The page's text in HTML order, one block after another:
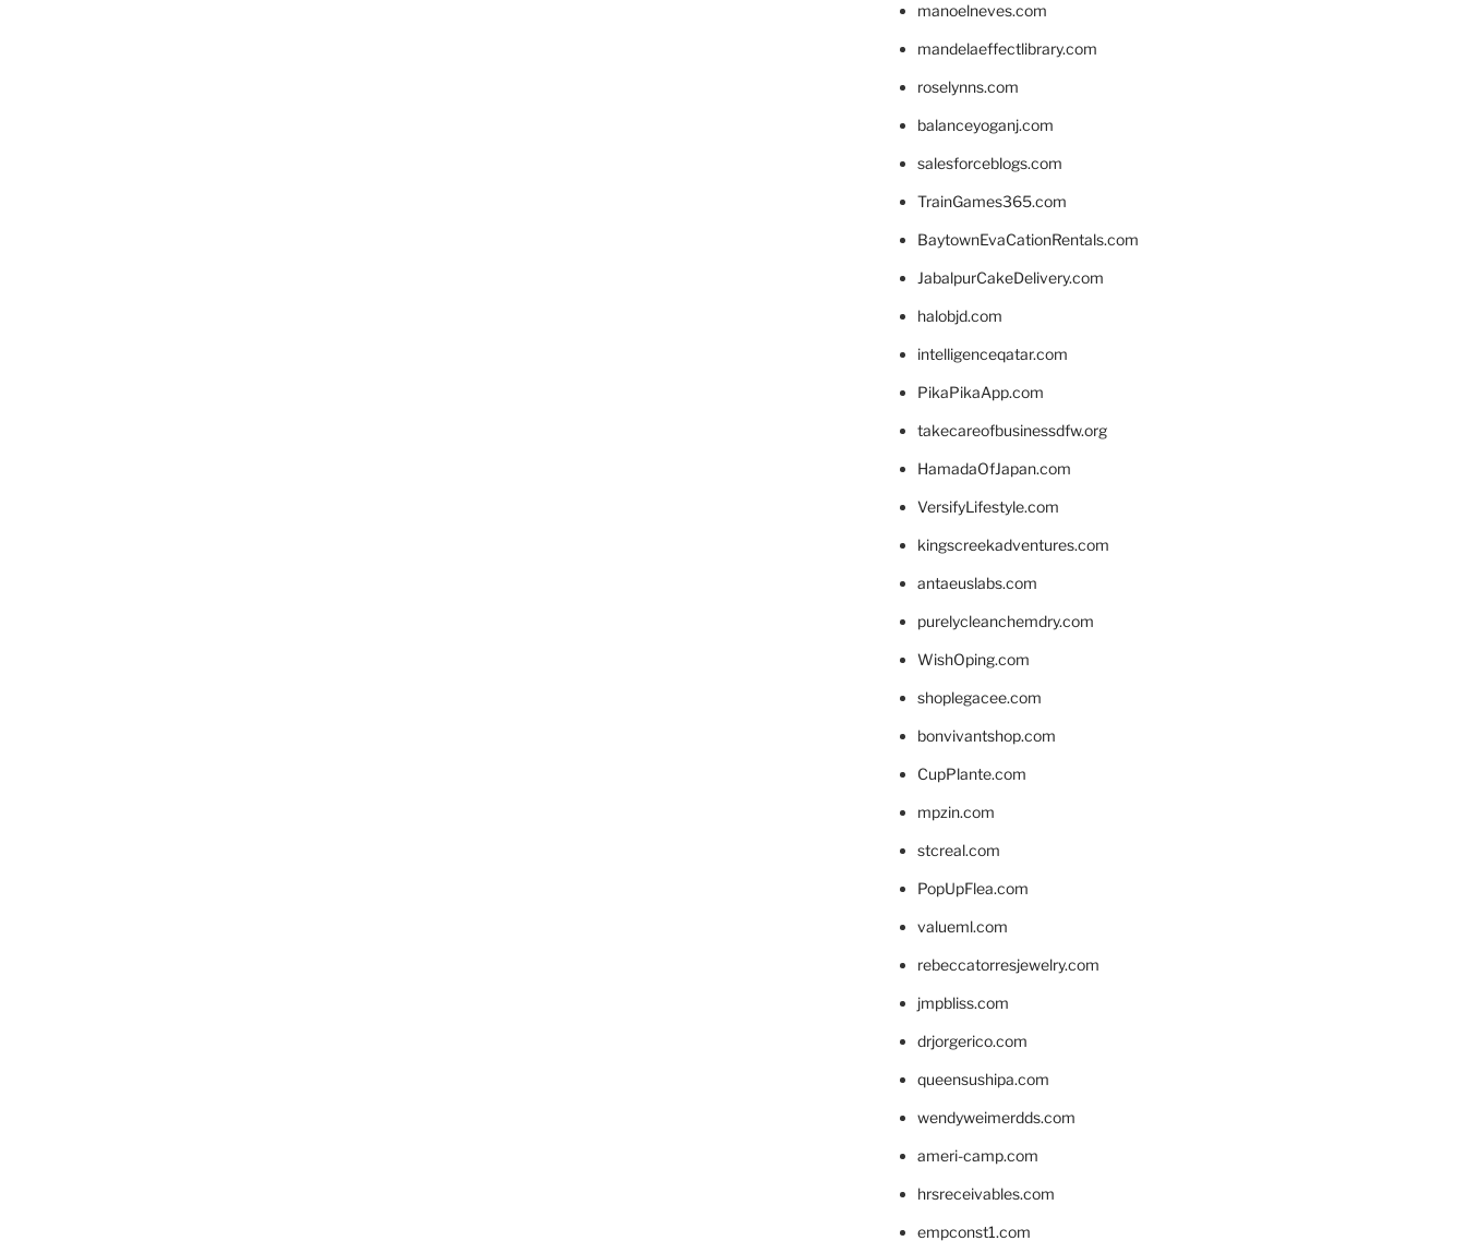
manoelneves.com
mandelaeffectlibrary.com
roselynns.com
balanceyoganj.com
salesforceblogs.com
TrainGames365.com
BaytownEvaCationRentals.com
JabalpurCakeDelivery.com
halobjd.com
intelligenceqatar.com
PikaPikaApp.com
takecareofbusinessdfw.org
HamadaOfJapan.com
VersifyLifestyle.com
kingscreekadventures.com
antaeuslabs.com
purelycleanchemdry.com
WishOping.com
shoplegacee.com
bonvivantshop.com
CupPlante.com
mpzin.com
stcreal.com
PopUpFlea.com
valueml.com
rebeccatorresjewelry.com
jmpbliss.com
drjorgerico.com
queensushipa.com
wendyweimerdds.com
ameri-camp.com
hrsreceivables.com
empconst1.com